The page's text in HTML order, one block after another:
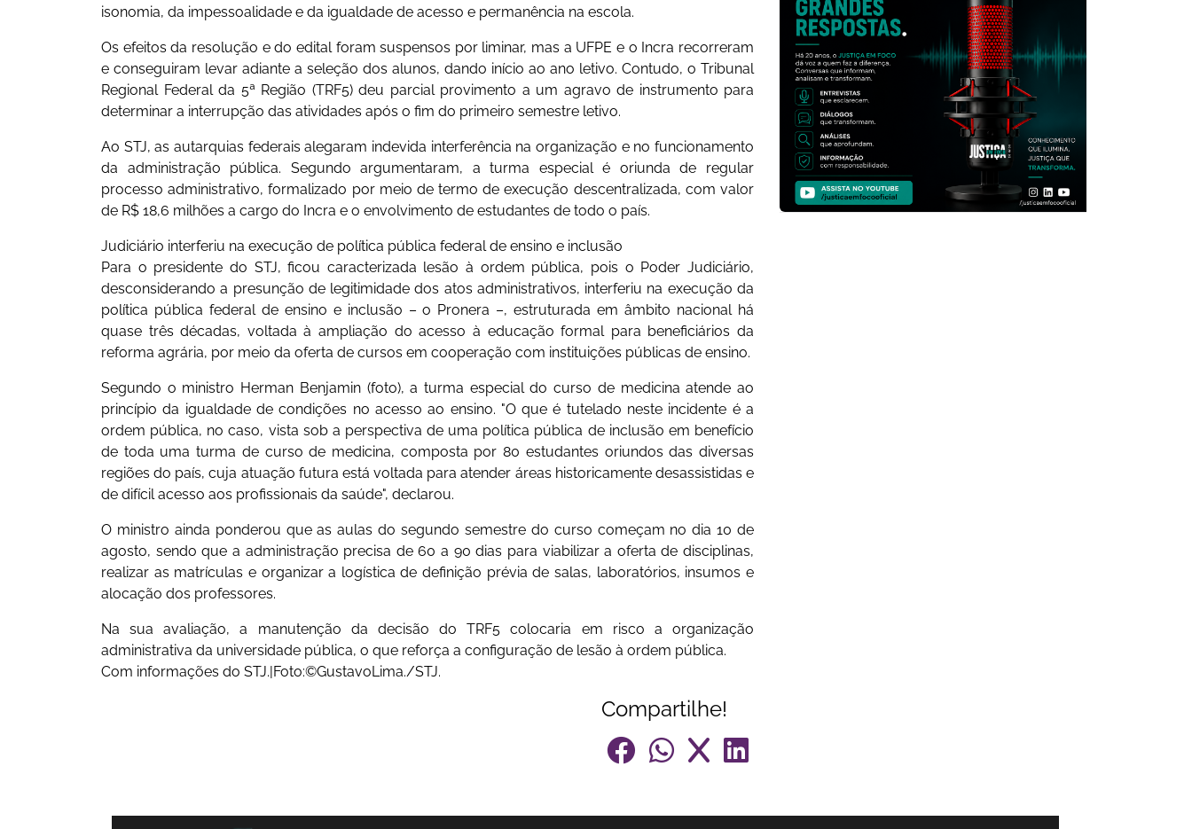
isonomia, da impessoalidade e da igualdade de acesso e permanência na escola.
Os efeitos da resolução e do edital foram suspensos por liminar, mas a UFPE e o Incra recorreram
e conseguiram levar adiante a seleção dos alunos, dando início ao ano letivo. Contudo, o Tribunal
Regional Federal da 5ª Região (TRF5) deu parcial provimento a um agravo de instrumento para
determinar a interrupção das atividades após o fim do primeiro semestre letivo.
Ao STJ, as autarquias federais alegaram indevida interferência na organização e no funcionamento
da administração pública. Segundo argumentaram, a turma especial é oriunda de regular
processo administrativo, formalizado por meio de termo de execução descentralizada, com valor
de R$ 18,6 milhões a cargo do Incra e o envolvimento de estudantes de todo o país.
Judiciário interferiu na execução de política pública federal de ensino e inclusão
Para o presidente do STJ, ficou caracterizada lesão à ordem pública, pois o Poder Judiciário,
desconsiderando a presunção de legitimidade dos atos administrativos, interferiu na execução da
política pública federal de ensino e inclusão – o Pronera –, estruturada em âmbito nacional há
quase três décadas, voltada à ampliação do acesso à educação formal para beneficiários da
reforma agrária, por meio da oferta de cursos em cooperação com instituições públicas de ensino.
Segundo o ministro Herman Benjamin (foto), a turma especial do curso de medicina atende ao
princípio da igualdade de condições no acesso ao ensino. "O que é tutelado neste incidente é a
ordem pública, no caso, vista sob a perspectiva de uma política pública de inclusão em benefício
de toda uma turma de curso de medicina, composta por 80 estudantes oriundos das diversas
regiões do país, cuja atuação futura está voltada para atender áreas historicamente desassistidas e
de difícil acesso aos profissionais da saúde", declarou.
O ministro ainda ponderou que as aulas do segundo semestre do curso começam no dia 10 de
agosto, sendo que a administração precisa de 60 a 90 dias para viabilizar a oferta de disciplinas,
realizar as matrículas e organizar a logística de definição prévia de salas, laboratórios, insumos e
alocação dos professores.
Na sua avaliação, a manutenção da decisão do TRF5 colocaria em risco a organização
administrativa da universidade pública, o que reforça a configuração de lesão à ordem pública.
Com informações do STJ.|Foto:©GustavoLima./STJ.
Compartilhe!